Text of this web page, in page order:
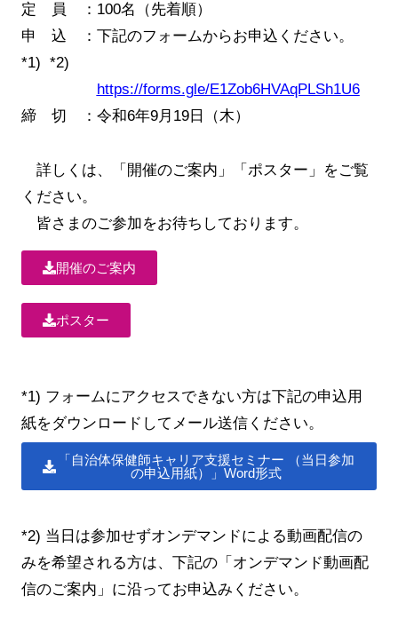
定 員 ：100名（先着順）
申 込 ：下記のフォームからお申込ください。
*1) *2)
https://forms.gle/E1Zob6HVAqPLSh1U6
締 切 ：令和6年9月19日（木）
詳しくは、「開催のご案内」「ポスター」をご覧
ください。
皆さまのご参加をお待ちしております。
開催のご案内
ポスター
*1) フォームにアクセスできない方は下記の申込用
紙をダウンロードしてメール送信ください。
「自治体保健師キャリア支援セミナー （当日参加
の申込用紙）」Word形式
*2) 当日は参加せずオンデマンドによる動画配信の
みを希望される方は、下記の「オンデマンド動画配
信のご案内」に沿ってお申込みください。